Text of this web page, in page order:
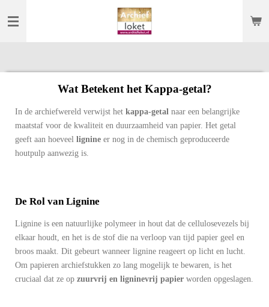
direct
Wat Betekent het Kappa-getal?
In de archiefwereld verwijst het kappa-getal naar een belangrijke
maatstaf voor de kwaliteit en duurzaamheid van papier. Het getal
geeft aan hoeveel lignine er nog in de chemisch geproduceerde
houtpulp aanwezig is.
De Rol van Lignine
Lignine is een natuurlijke polymeer in hout dat de cellulosevezels bij
elkaar houdt, en het is de stof die na verloop van tijd papier geel en
broos maakt. Dit gebeurt wanneer lignine reageert op licht en lucht.
Om papieren archiefstukken zo lang mogelijk te bewaren, is het
cruciaal dat ze op zuurvrij en ligninevrij papier worden opgeslagen.